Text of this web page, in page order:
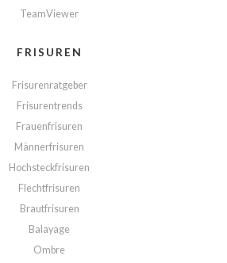
TeamViewer
FRISUREN
Frisurenratgeber
Frisurentrends
Frauenfrisuren
Männerfrisuren
Hochsteckfrisuren
Flechtfrisuren
Brautfrisuren
Balayage
Ombre